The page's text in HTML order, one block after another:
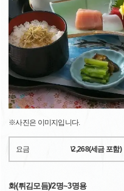
※사진은 이미지입니다.
요금 \2,268(세금 포함)
화(튀김모듬)/2명~3명용